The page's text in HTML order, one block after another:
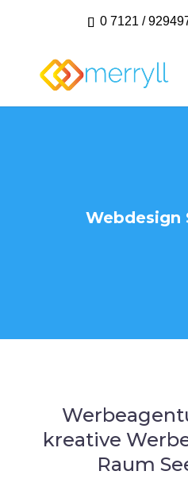
0 7121 /
Webdesign
kreative
Raum